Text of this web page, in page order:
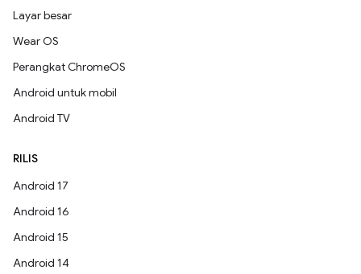
Layar besar
Wear OS
Perangkat ChromeOS
Android untuk mobil
Android TV
RILIS
Android 17
Android 16
Android 15
Android 14